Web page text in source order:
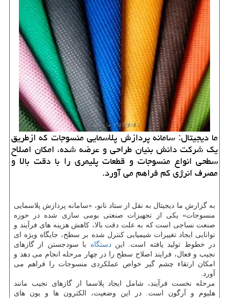
ما دیجیتال: سامانه پردازش پلاسمایی منسوجات که ازطریق
یک شرکت دانش بنیان طراحی و عرضه شده، امکان اصلاح
سطحی انواع منسوجات و قطعات پلیمری را با دقت بالا و
مصرف انرژی کم فراهم می آورد.
به گزارش ما دیجیتال به نقل از ستاد نانو، «سامانه پردازش پلاسمایی
منسوجات» یکی از تجهیزات صنعتی بومی سازی شده در حوزه
صنعت نساجی است که به علت دقت بالا، کاهش هزینه های فرآیند و
توانایی ایجاد تغییرات شیمیایی کنترل شده بر سطح، جایگاه ویژه ای
در خطوط تولید یافته است. ایندستگاه با سودجستن از گازهای
نجیب و فعال، فرایند اصلاح سطح را در چهار مرحله انجام می دهد و
امکان ارتقاء چشم گیر خواص عملکردی منسوجات را فراهم می
آورد.
مرحله نخست فرآیند، شامل ایجاد پلاسما از گازهای نجیب مانند
هلیوم و آرگون است. در این وضعیت، الکترون ها و یون های